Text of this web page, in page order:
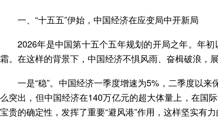
一、“十五五”伊始，中国经济在应变局中开新局
2026年是中国第十五个五年规划的开局之年。年
霜。在这样的背景下，中国经济不惧风雨、奋楫破浪，
一是“稳”。中国经济一季度增速为5%，二季度以
么突出，但中国经济在140万亿元的超大体量上，在国
宝贵的确定性，发挥了重要“避风港”作用，这样坚实有